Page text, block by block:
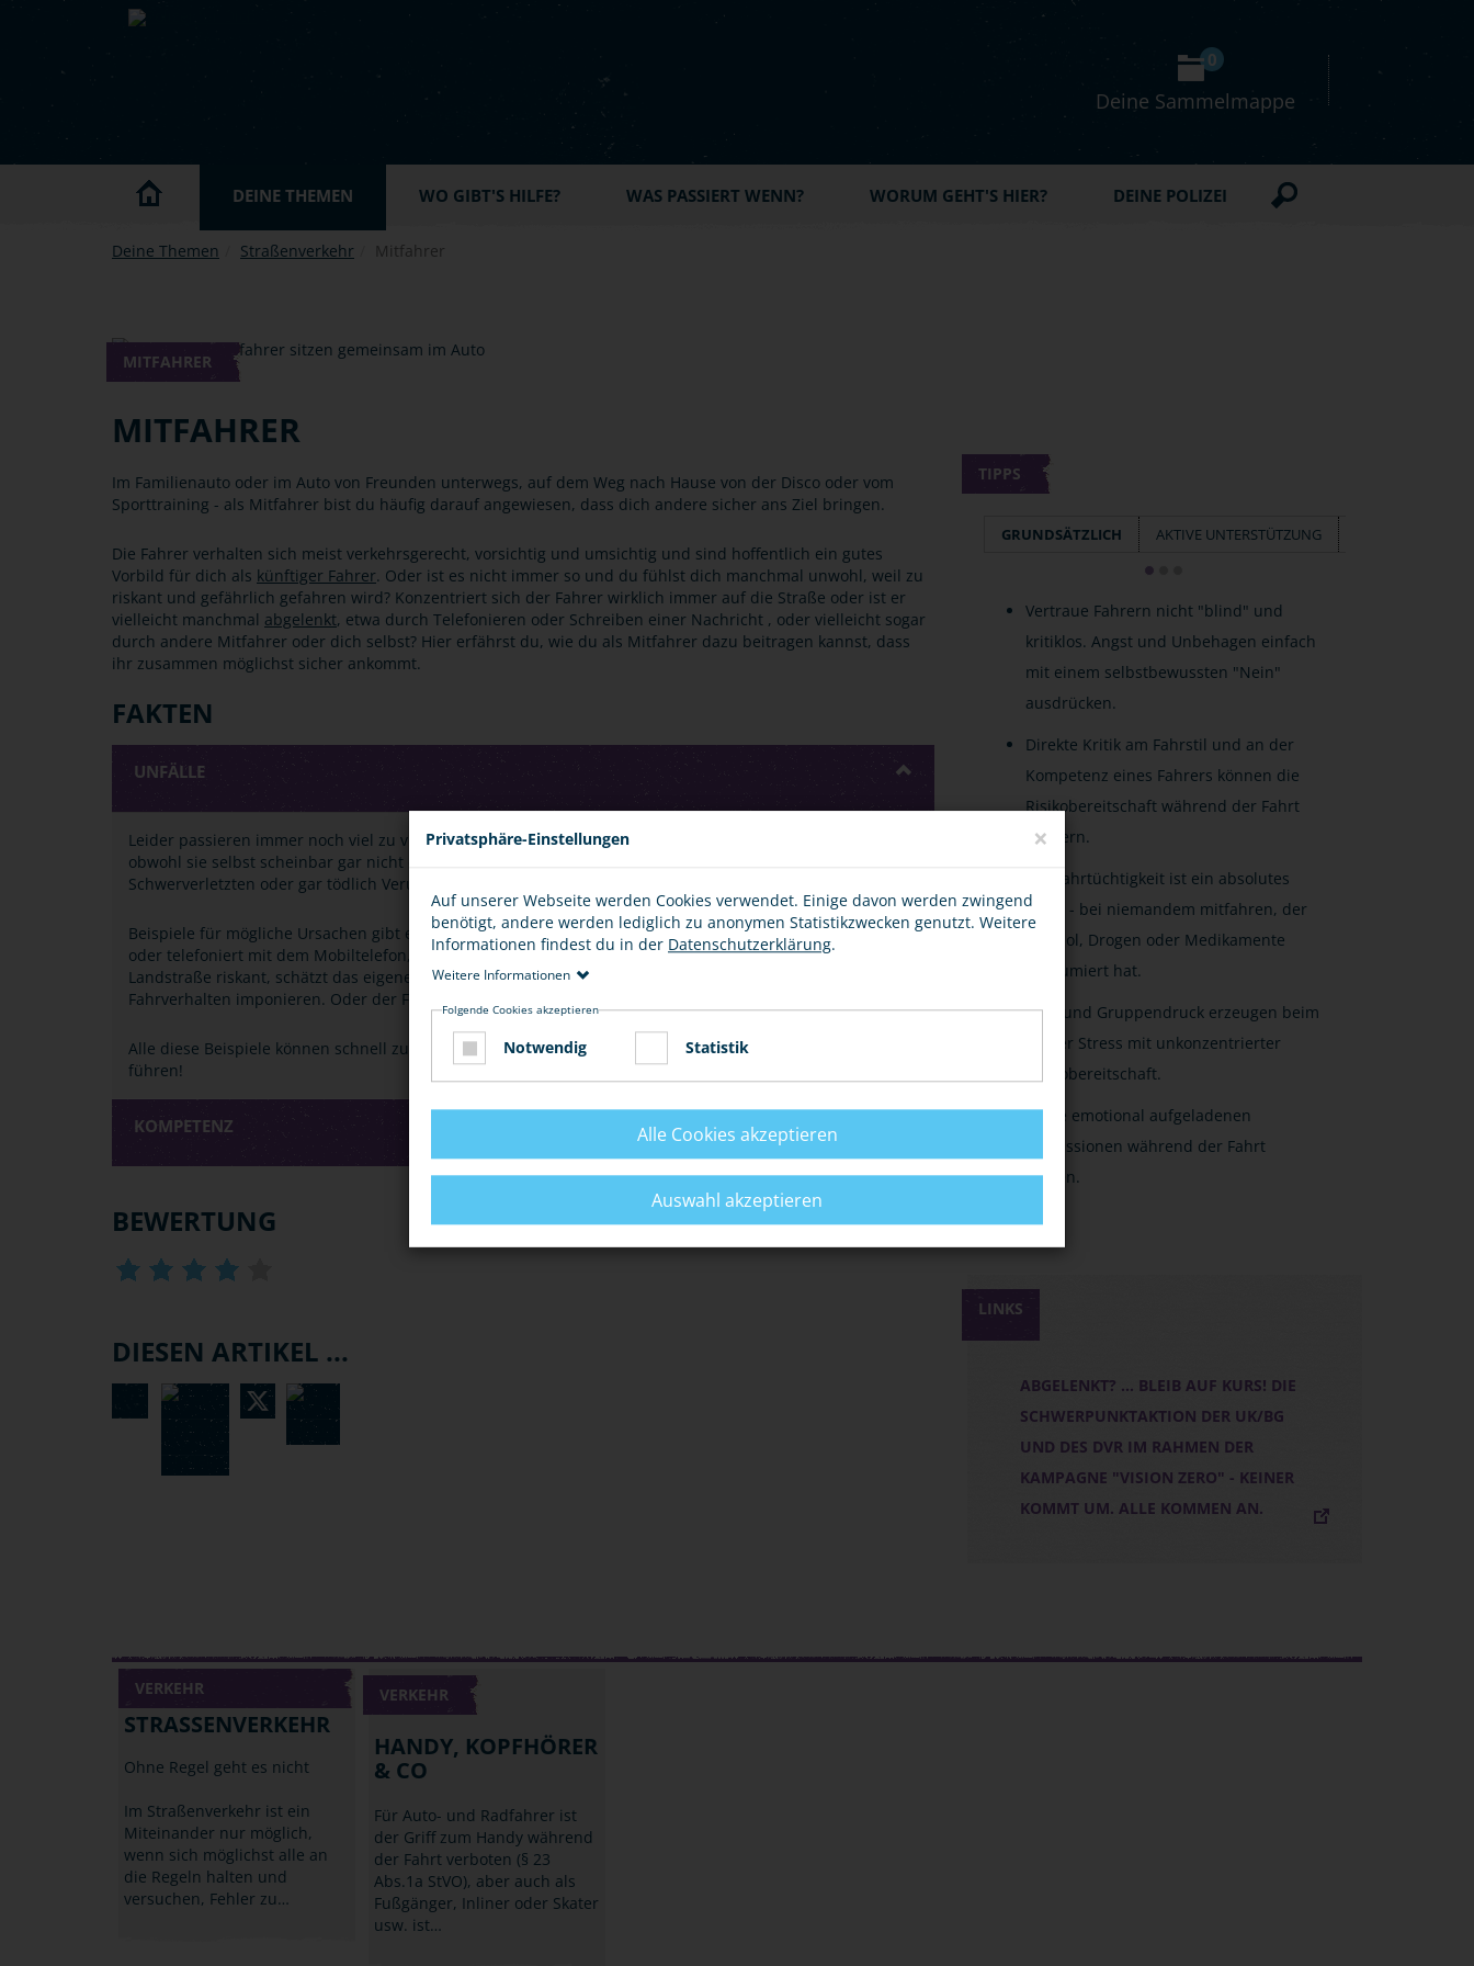
Skip to main content
Deine Sammelmappe
0
DEINE THEMEN WO GIBT'S HILFE? WAS PASSIERT WENN? WORUM GEHT'S HIER? DEINE POLIZEI
Deine Themen Straßenverkehr Mitfahrer
MITFAHRER
MITFAHRER
Im Familienauto oder im Auto von Freunden unterwegs, auf dem Weg nach Hause von der Disco oder vom
Sporttraining - als Mitfahrer bist du häufig darauf angewiesen, dass dich andere sicher ans Ziel bringen.
Die Fahrer verhalten sich meist verkehrsgerecht, vorsichtig und umsichtig und sind hoffentlich ein gutes
Vorbild für dich als künftiger Fahrer. Oder ist es nicht immer so und du fühlst dich manchmal unwohl, weil zu
riskant und gefährlich gefahren wird? Konzentriert sich der Fahrer wirklich immer auf die Straße oder ist er
vielleicht manchmal abgelenkt, etwa durch Telefonieren oder Schreiben einer Nachricht , oder vielleicht sogar
durch andere Mitfahrer oder dich selbst? Hier erfährst du, wie du als Mitfahrer dazu beitragen kannst, dass
ihr zusammen möglichst sicher ankommt.
FAKTEN
UNFÄLLE
Leider passieren immer noch viel zu viele Unfälle, bei denen jugendliche Mitfahrer zu Schaden kommen,
obwohl sie selbst scheinbar gar nicht dafür verantwortlich sind. Unfallmeldungen mit häufig mehreren
Schwerverletzten oder gar tödlich Verunglückten sind dir sicherlich nicht unbekannt.
Beispiele für mögliche Ursachen gibt es genügend: Der Fahrer schreibt während der Fahrt eine Nachricht
oder telefoniert mit dem Mobiltelefon, er fährt zu schnell oder zu dicht auf. Er überholt auf einer
Landstraße riskant, schätzt das eigene Können oder eine Verkehrssituation falsch ein oder will durch sein
Fahrverhalten imponieren. Oder der Fahrer ist vielleicht übermüdet oder von Mitfahrern abgelenkt.
Alle diese Beispiele können schnell zu einem Unfall mit unvorhersehbaren Folgen auch für den Mitfahrer
führen!
KOMPETENZ
BEWERTUNG
DIESEN ARTIKEL ...
TIPPS
GRUNDSÄTZLICH AKTIVE UNTERSTÜTZUNG
Vertraue Fahrern nicht "blind" und
kritiklos. Angst und Unbehagen einfach
mit einem selbstbewussten "Nein"
ausdrücken.
Direkte Kritik am Fahrstil und an der
Kompetenz eines Fahrers können die
Risikobereitschaft während der Fahrt
steigern.
Die Fahrtüchtigkeit ist ein absolutes
Muss - bei niemandem mitfahren, der
Alkohol, Drogen oder Medikamente
konsumiert hat.
Zeit- und Gruppendruck erzeugen beim
Fahrer Stress mit unkonzentrierter
Risikobereitschaft.
Keine emotional aufgeladenen
Diskussionen während der Fahrt
führen.
LINKS
ABGELENKT? ... BLEIB AUF KURS! DIE
SCHWERPUNKTAKTION DER UK/BG
UND DES DVR IM RAHMEN DER
KAMPAGNE "VISION ZERO" - KEINER
KOMMT UM. ALLE KOMMEN AN.
VERKEHR
STRASSENVERKEHR
Ohne Regel geht es nicht
Im Straßenverkehr ist ein
Miteinander nur möglich,
wenn sich möglichst alle an
die Regeln halten und
versuchen, Fehler zu…
VERKEHR
HANDY, KOPFHÖRER
& CO
Für Auto- und Radfahrer ist
der Griff zum Handy während
der Fahrt verboten (§ 23
Abs.1a StVO), aber auch als
Fußgänger, Inliner oder Skater
usw. ist…
Privatsphäre-Einstellungen ×
Auf unserer Webseite werden Cookies verwendet. Einige davon werden zwingend
benötigt, andere werden lediglich zu anonymen Statistikzwecken genutzt. Weitere
Informationen findest du in der Datenschutzerklärung.
Weitere Informationen
Folgende Cookies akzeptieren
Notwendig Statistik
Alle Cookies akzeptieren
Auswahl akzeptieren